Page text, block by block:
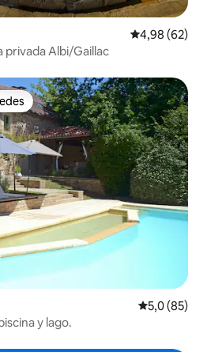
Calificación
4,98 (62)
privada Albi/Gaillac
más destacados
Calificación
5,0 (85)
y lago.